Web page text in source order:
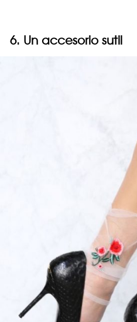
6. Un accesorio sutil